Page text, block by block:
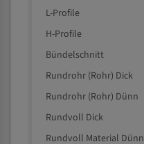
L-Profile
H-Profile
Bündelschnitt
Rundrohr (Rohr) Dick
Rundrohr (Rohr) Dünn
Rundvoll Dick
Rundvoll Material Dünn